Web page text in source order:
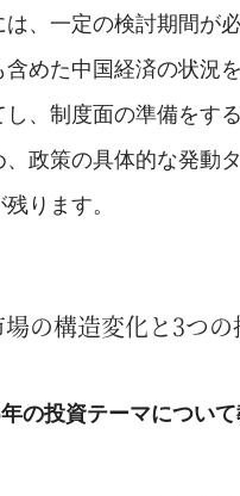
、一定の検討期間が
含めた中国経済の状況
し、制度面の準備をす
、政策の具体的な発動
ります。
の構造変化と3つの
の投資テーマについ